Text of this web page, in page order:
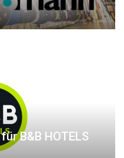
B&B HOTELS